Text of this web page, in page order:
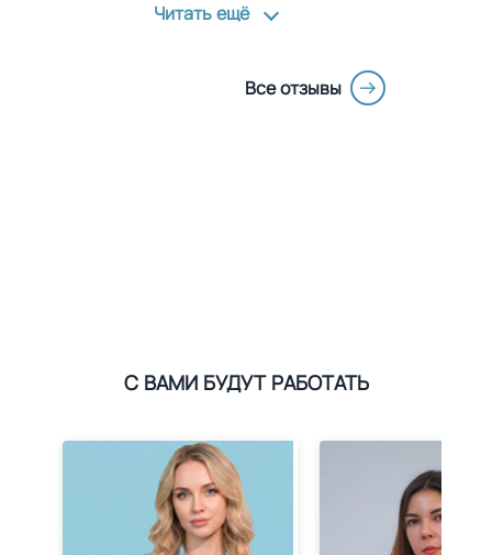
Читать ещё
Все отзывы
С ВАМИ БУДУТ РАБОТАТЬ